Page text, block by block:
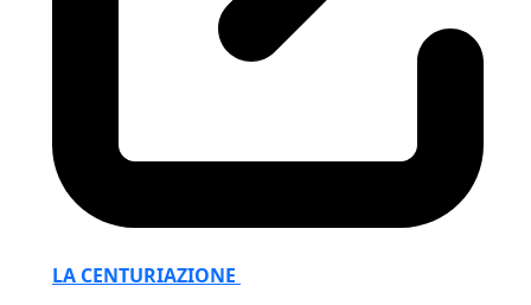
LA CENTURIAZIONE